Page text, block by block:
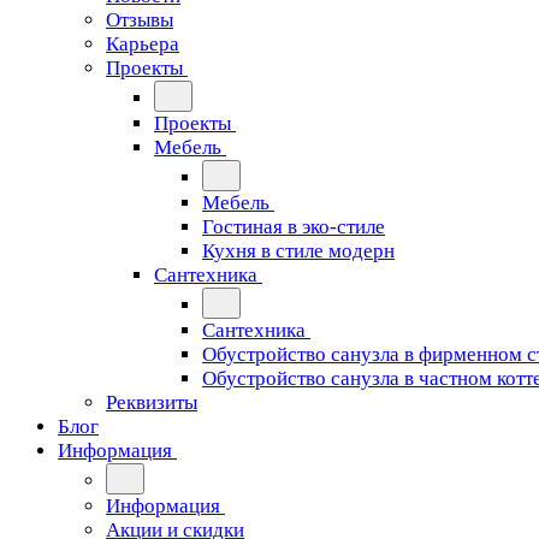
Отзывы
Карьера
Проекты
Проекты
Мебель
Мебель
Гостиная в эко-стиле
Кухня в стиле модерн
Сантехника
Сантехника
Обустройство санузла в фирменном
Обустройство санузла в частном
Реквизиты
Блог
Информация
Информация
Акции и скидки